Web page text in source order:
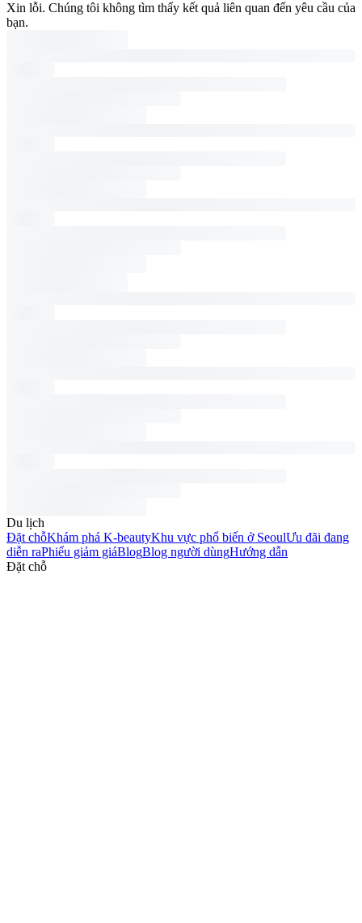
Xin lỗi. Chúng tôi không tìm thấy kết quả liên quan đến yêu cầu của
bạn.
Du lịch
Đặt chỗKhám phá K-beautyKhu vực phổ biến ở SeoulƯu đãi đang
diễn raPhiếu giảm giáBlogBlog người dùngHướng dẫn
Đặt chỗ